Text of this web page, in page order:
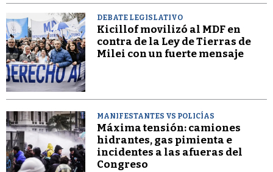
DEBATE LEGISLATIVO
Kicillof movilizó al MDF en
contra de la Ley de Tierras de
Milei con un fuerte mensaje
MANIFESTANTES VS POLICÍAS
Máxima tensión: camiones
hidrantes, gas pimienta e
incidentes a las afueras del
Congreso